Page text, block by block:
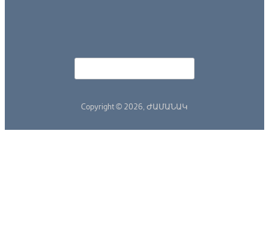
Copyright © 2026, ԺԱՄԱՆԱԿ